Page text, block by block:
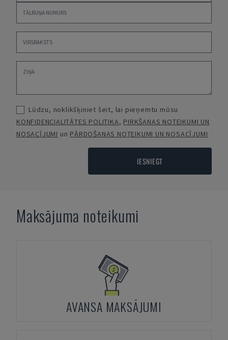
Lūdzu, noklikšķiniet šeit, lai pieņemtu mūsu
KONFIDENCIALITĀTES POLITIKA, PIRKŠANAS NOTEIKUMI UN
NOSACĪJUMI un PĀRDOŠANAS NOTEIKUMI UN NOSACĪJUMI
IESNIEGT
Maksājuma noteikumi
AVANSA MAKSĀJUMI